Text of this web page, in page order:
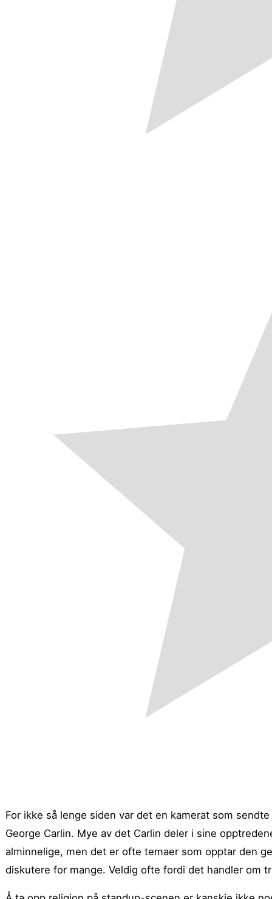
For ikke så lenge siden var det en kamerat som
George Carlin. Mye av det Carlin deler i sine
alminnelige, men det er ofte temaer som opptar den
diskutere for mange. Veldig ofte fordi det handler om